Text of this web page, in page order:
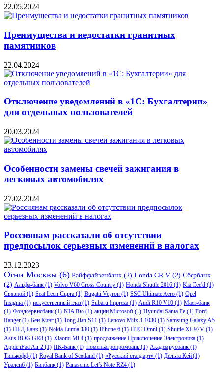
22.05.2024
Преимущества и недостатки гранитных
памятников
22.04.2024
Отключение уведомлений в «1С: Бухгалтерии»
для отдельных пользователей
20.03.2024
Особенности замены свечей зажигания в
легковых автомобилях
27.02.2024
Россиянам рассказали об отсутствии
предпосылок серьезных изменений в налогах
23.12.2023
Огни Москвы (6) Райффайзенбанк (2) Honda CR-V (2) Сбербанк
(2) Альфа-банк (1) Volvo V60 Cross Country (1) Honda Shuttle 2016 (1) Kia Cee'd (1)
Связной (1) Seat Leon Cupra (1) Bugatti Veyron (1) SSC Ultimate Aero (1) Opel
Insignia (1) искусственный глаз (1) Subaru Impreza (1) Audi R10 V10 (1) Маст-банк
(1) Фондсервисбанк (1) KIA Rio (1) акции Microsoft(1) Hyundai Santa Fe (1) Ford
Ranger (1) Бен Кинг (1) Tong Jian S11 (1) Lenovo Miix 3-1030 (1) Samsung Galaxy A5
(1) НБД-Банк (1) Nokia Lumia 330 (1) iPhone 6 (1) HTC Omni (1) Shuttle XH97V (1)
Asus ROG GR8 (1) Xiaomi Mi 4 (1) продолжение Приключение Электроника (1)
Apple iPad Air 2 (1) ПК-Банк (1) тюменьагропромбанк (1) Академрусбанк (1)
Тинькофф (1) Royal Bank of Scotland (1) «Русский стандарт» (1) Дельта Кей (1)
Уралсиб (1) Бинбанк (1) Panasonic Let’s Note RZ4 (1)